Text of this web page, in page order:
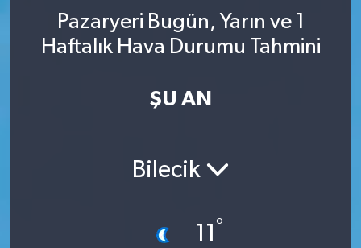
Pazaryeri Bugün, Yarın ve 1
Haftalık Hava Durumu Tahmini
ŞU AN
Bilecik
11°
TURİZM
Süper Lig Puan Durumu ve Fikstür
Son Dakika Haberleri